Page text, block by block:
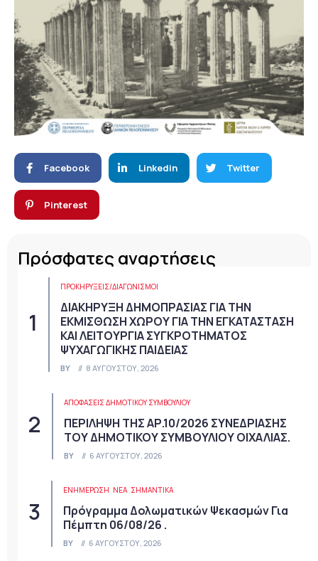
Facebook Linkedin Twitter
Pinterest
Πρόσφατες αναρτήσεις
ΠΡΟΚΗΡΎΞΕΙΣ/ΔΙΑΓΩΝΙΣΜΟΊ
ΔΙΑΚΗΡΥΞΗ ΔΗΜΟΠΡΑΣΙΑΣ ΓΙΑ ΤΗΝ
ΕΚΜΙΣΘΩΣΗ ΧΩΡΟΥ ΓΙΑ ΤΗΝ ΕΓΚΑΤΑΣΤΑΣΗ
ΚΑΙ ΛΕΙΤΟΥΡΓΙΑ ΣΥΓΚΡΟΤΗΜΑΤΟΣ
ΨΥΧΑΓΩΓΙΚΗΣ ΠΑΙΔΕΙΑΣ
BY 8 ΑΥΓΟΎΣΤΟΥ, 2026
ΑΠΟΦΆΣΕΙΣ ΔΗΜΟΤΙΚΟΎ ΣΥΜΒΟΥΛΊΟΥ
ΠΕΡΙΛΗΨΗ ΤΗΣ ΑΡ.10/2026 ΣΥΝΕΔΡΙΑΣΗΣ
ΤΟΥ ΔΗΜΟΤΙΚΟΥ ΣΥΜΒΟΥΛΙΟΥ ΟΙΧΑΛΙΑΣ.
BY 6 ΑΥΓΟΎΣΤΟΥ, 2026
ΕΝΗΜΕΡΩΣΗ ΝΈΑ ΣΗΜΑΝΤΙΚΆ
Πρόγραμμα Δολωματικών Ψεκασμών Για
Πέμπτη 06/08/26 .
BY 6 ΑΥΓΟΎΣΤΟΥ, 2026